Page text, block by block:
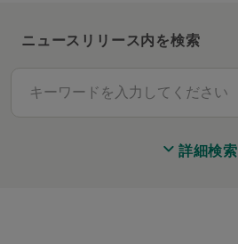
ニュースリリース内を検索
詳細検索